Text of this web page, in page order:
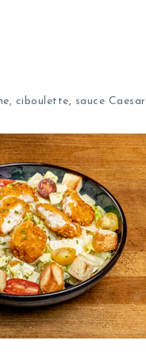
ciboulette, sauce Caesar